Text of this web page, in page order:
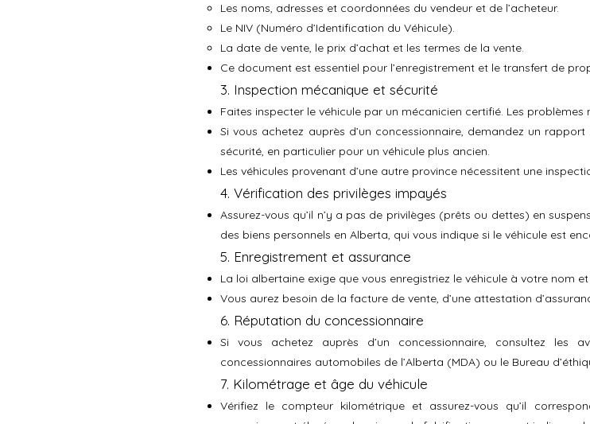
Les noms, adresses et coordonnées du vendeur et de l’acheteur.
Le NIV (Numéro d’Identification du Véhicule).
La date de vente, le prix d’achat et les termes de la vente.
Ce document est essentiel pour l’enregistrement et le transfert de
3. Inspection mécanique et sécurité
Faites inspecter le véhicule par un mécanicien certifié. Les
Si vous achetez auprès d’un concessionnaire, demandez un
sécurité, en particulier pour un véhicule plus ancien.
Les véhicules provenant d’une autre province nécessitent une
4. Vérification des privilèges impayés
Assurez-vous qu’il n’y a pas de privilèges (prêts ou dettes) en
des biens personnels en Alberta, qui vous indique si le véhicule est
5. Enregistrement et assurance
La loi albertaine exige que vous enregistriez le véhicule à votre nom
Vous aurez besoin de la facture de vente, d’une attestation
6. Réputation du concessionnaire
Si vous achetez auprès d’un concessionnaire, consultez les
concessionnaires automobiles de l’Alberta (MDA) ou le Bureau
7. Kilométrage et âge du véhicule
Vérifiez le compteur kilométrique et assurez-vous qu’il